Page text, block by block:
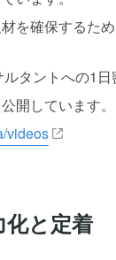
を確保するた
タントへの1
開しています。
videos
化と定着